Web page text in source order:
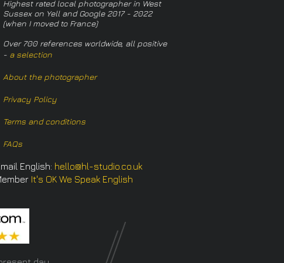
Highest rated local photographer in West
Sussex on Yell and Google 2017 - 2022
(when I moved to France)
Over 700 references worldwide, all positive
- a selection
About the photographer
Privacy Policy
Terms and conditions
FAQs
English: hello@hl-studio.co.uk
It's OK We Speak English